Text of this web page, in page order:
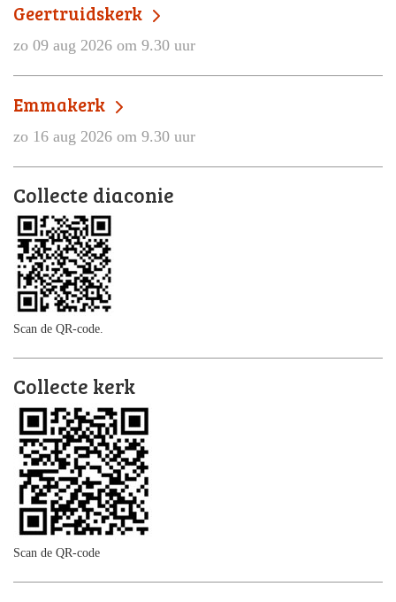
Geertruidskerk
zo 09 aug 2026 om 9.30 uur
Emmakerk
zo 16 aug 2026 om 9.30 uur
Collecte diaconie
Scan de QR-code.
Collecte kerk
Scan de QR-code